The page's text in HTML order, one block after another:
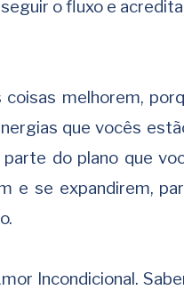
o fluxo e
melhorem,
que vocês
do plano que
e se expandirem,
Incondicional.